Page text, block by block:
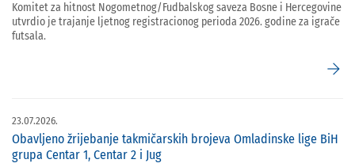
Komitet za hitnost Nogometnog/Fudbalskog saveza Bosne i Hercegovine
utvrdio je trajanje ljetnog registracionog perioda 2026. godine za igrače
futsala.
arrow_forward
23.07.2026.
Obavljeno žrijebanje takmičarskih brojeva Omladinske lige BiH
grupa Centar 1, Centar 2 i Jug